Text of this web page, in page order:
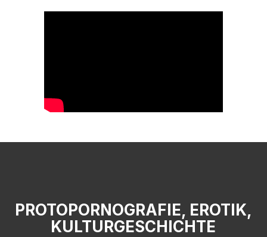
PROTOPORNOGRAFIE, EROTIK,
KULTURGESCHICHTE